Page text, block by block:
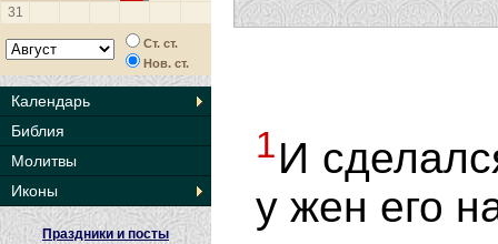
31
Ст. ст.
Нов. ст.
Календарь
Библия
Молитвы
Иконы
Праздники и посты
1И
у жен его